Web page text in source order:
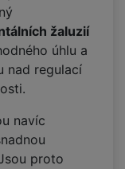
žaluzií
úhlu a
nad regulací
navíc
proto